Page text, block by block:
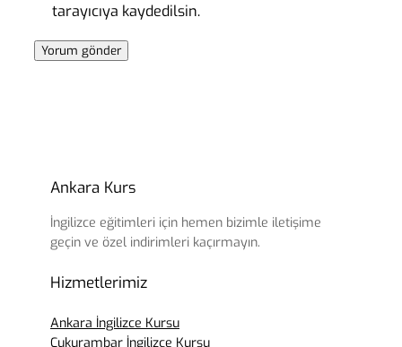
tarayıcıya kaydedilsin.
Ankara Kurs
İngilizce eğitimleri için hemen bizimle iletişime
geçin ve özel indirimleri kaçırmayın.
Hizmetlerimiz
Ankara İngilizce Kursu
Çukurambar İngilizce Kursu